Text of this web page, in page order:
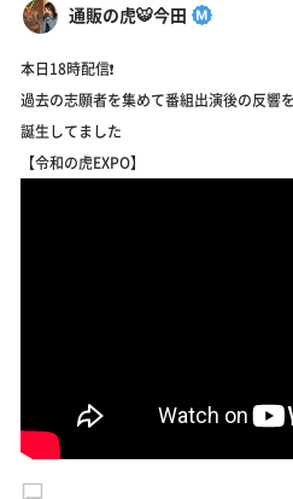
通販の虎🐯今田
本日18時配信❗️
過去の志願者を集めて番組出演後の反響
誕生してました
【令和の虎EXPO】